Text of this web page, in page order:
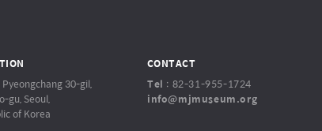
Pyeongchang 30-gil,
gu, Seoul,
of Korea
CONTACT
Tel : 82-31-955-1724
info@mjmuseum.org